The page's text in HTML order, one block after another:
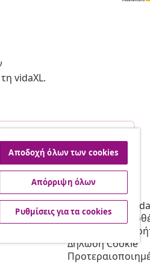
vidaXL.
vidaXL
Σχετικά με τη
Όροι &
Πολιτική
Δήλωση Cookie
Αποδοχή όλων των cookies
Απόρριψη όλων
Ρυθμίσεις για τα cookies